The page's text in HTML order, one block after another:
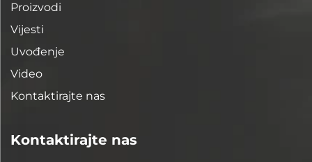
Proizvodi
Vijesti
Uvođenje
Video
Kontaktirajte nas
Kontaktirajte nas